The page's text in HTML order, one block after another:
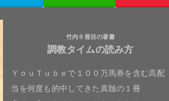
竹内６冊目の著書
調教タイムの読み方
ＹｏｕＴｕｂｅで１００万馬券を含む高配
当を何度も的中してきた真髄の１冊